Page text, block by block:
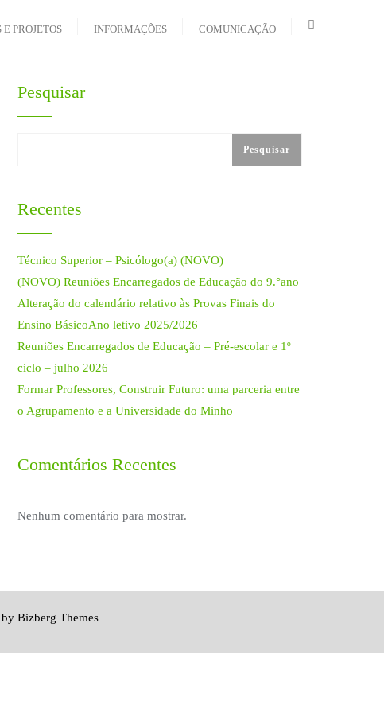
PROJETOS INFORMAÇÕES COMUNICAÇÃO
Pesquisar
Pesquisar
Recentes
Técnico Superior – Psicólogo(a) (NOVO)
(NOVO) Reuniões Encarregados de Educação do 9.°ano
Alteração do calendário relativo às Provas Finais do
Ensino BásicoAno letivo 2025/2026
Reuniões Encarregados de Educação – Pré-escolar e 1º
ciclo – julho 2026
Formar Professores, Construir Futuro: uma parceria entre
o Agrupamento e a Universidade do Minho
Comentários Recentes
Nenhum comentário para mostrar.
by Bizberg Themes